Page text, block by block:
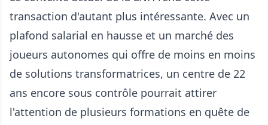
transaction d'autant plus intéressante. Avec un
plafond salarial en hausse et un marché des
joueurs autonomes qui offre de moins en moins
de solutions transformatrices, un centre de 22
ans encore sous contrôle pourrait attirer
l'attention de plusieurs formations en quête de